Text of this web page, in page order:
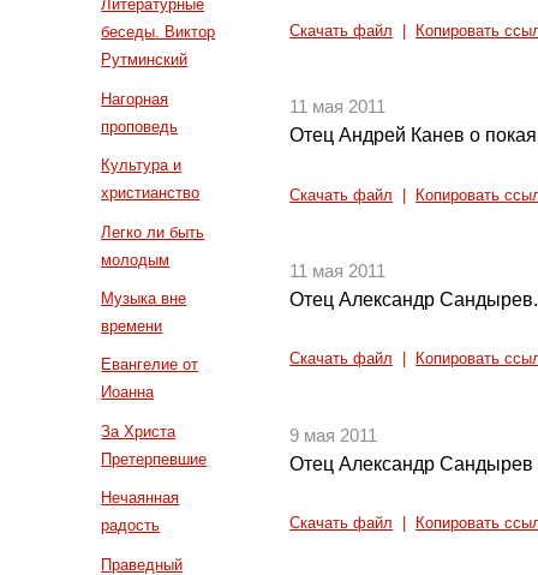
Литературные
беседы. Виктор
Рутминский
Нагорная
проповедь
Культура и
христианство
Легко ли быть
молодым
Музыка вне
времени
Евангелие от
Иоанна
За Христа
Претерпевшие
Нечаянная
радость
Праведный
Скачать файл Копировать
11 мая 2011
Отец Андрей Канев о
Скачать файл Копировать
11 мая 2011
Отец Александр
Скачать файл Копировать
9 мая 2011
Отец Александр Сандырев
Скачать файл Копировать